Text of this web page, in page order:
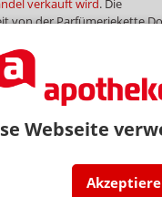
Webseite
verkauft wird. Die
von der Parfümeriekette
Artikel gelistet.
der nicht nur dm, sondern
sich mit Produkten aus
2008 mit Vitalsana eine
auch freiverkäufliche
Rossmann kooperierte
gab es außerdem ein
ausbauen.